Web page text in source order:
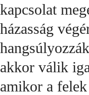
kapcsolat
házasság
akkor válik
amikor a